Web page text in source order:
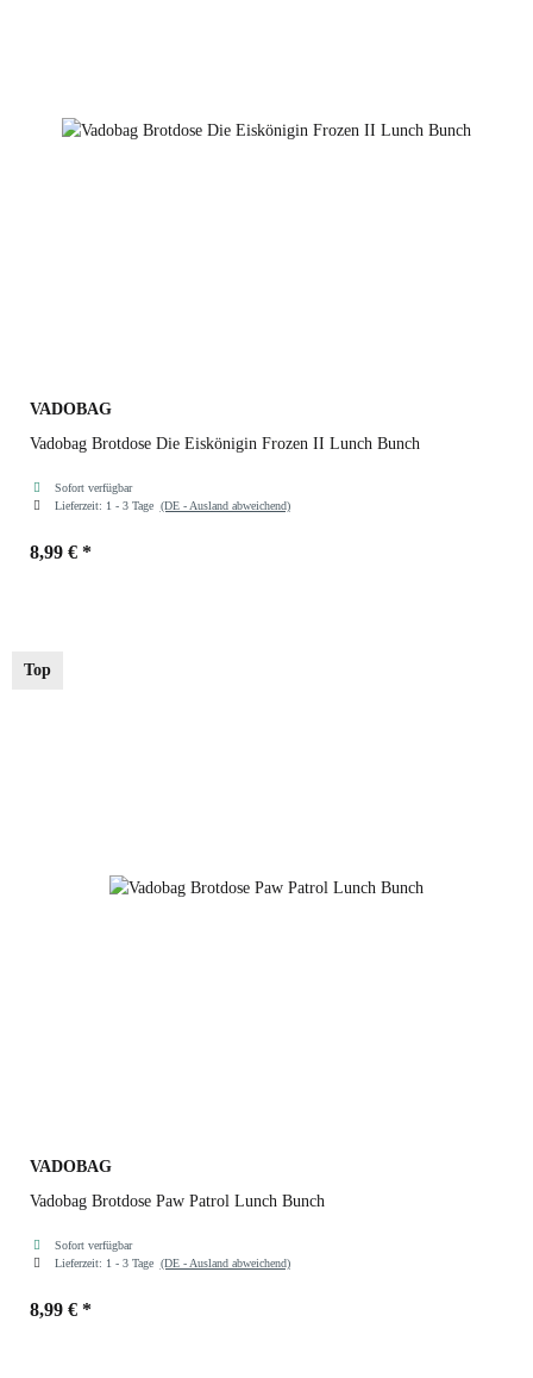
VADOBAG
Vadobag Brotdose Die Eiskönigin Frozen II Lunch Bunch
Sofort verfügbar
Lieferzeit: 1 - 3 Tage (DE - Ausland abweichend)
8,99 € *
Top
VADOBAG
Vadobag Brotdose Paw Patrol Lunch Bunch
Sofort verfügbar
Lieferzeit: 1 - 3 Tage (DE - Ausland abweichend)
8,99 € *